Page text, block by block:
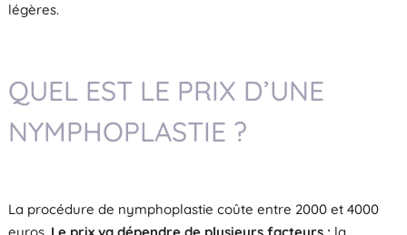
légères.
QUEL EST LE PRIX D’UNE
NYMPHOPLASTIE ?
La procédure de nymphoplastie coûte entre 2000 et 4000